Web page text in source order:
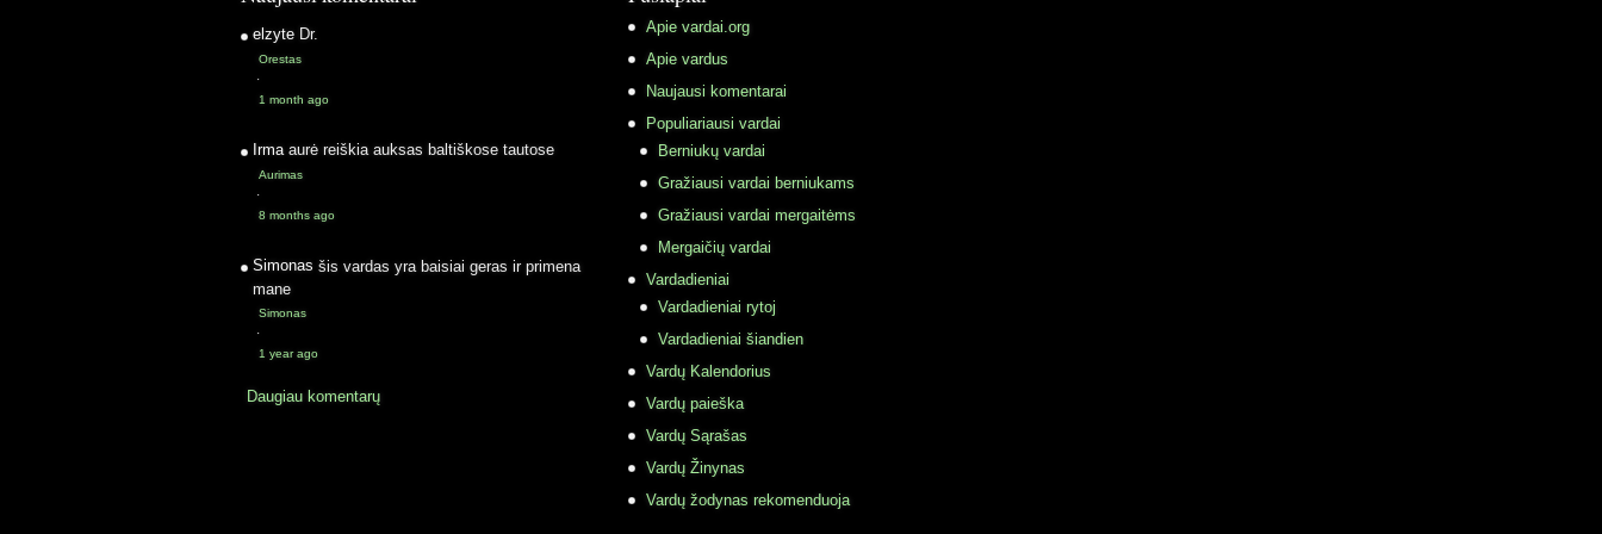
elzyte Dr.
Orestas
·
1 month ago
Irma aurė reiškia auksas baltiškose tautose
Aurimas
·
8 months ago
Simonas šis vardas yra baisiai geras ir primena
mane
Simonas
·
1 year ago
Daugiau komentarų
Apie vardai.org
Apie vardus
Naujausi komentarai
Populiariausi vardai
Berniukų vardai
Gražiausi vardai berniukams
Gražiausi vardai mergaitėms
Mergaičių vardai
Vardadieniai
Vardadieniai rytoj
Vardadieniai šiandien
Vardų Kalendorius
Vardų paieška
Vardų Sąrašas
Vardų Žinynas
Vardų žodynas rekomenduoja